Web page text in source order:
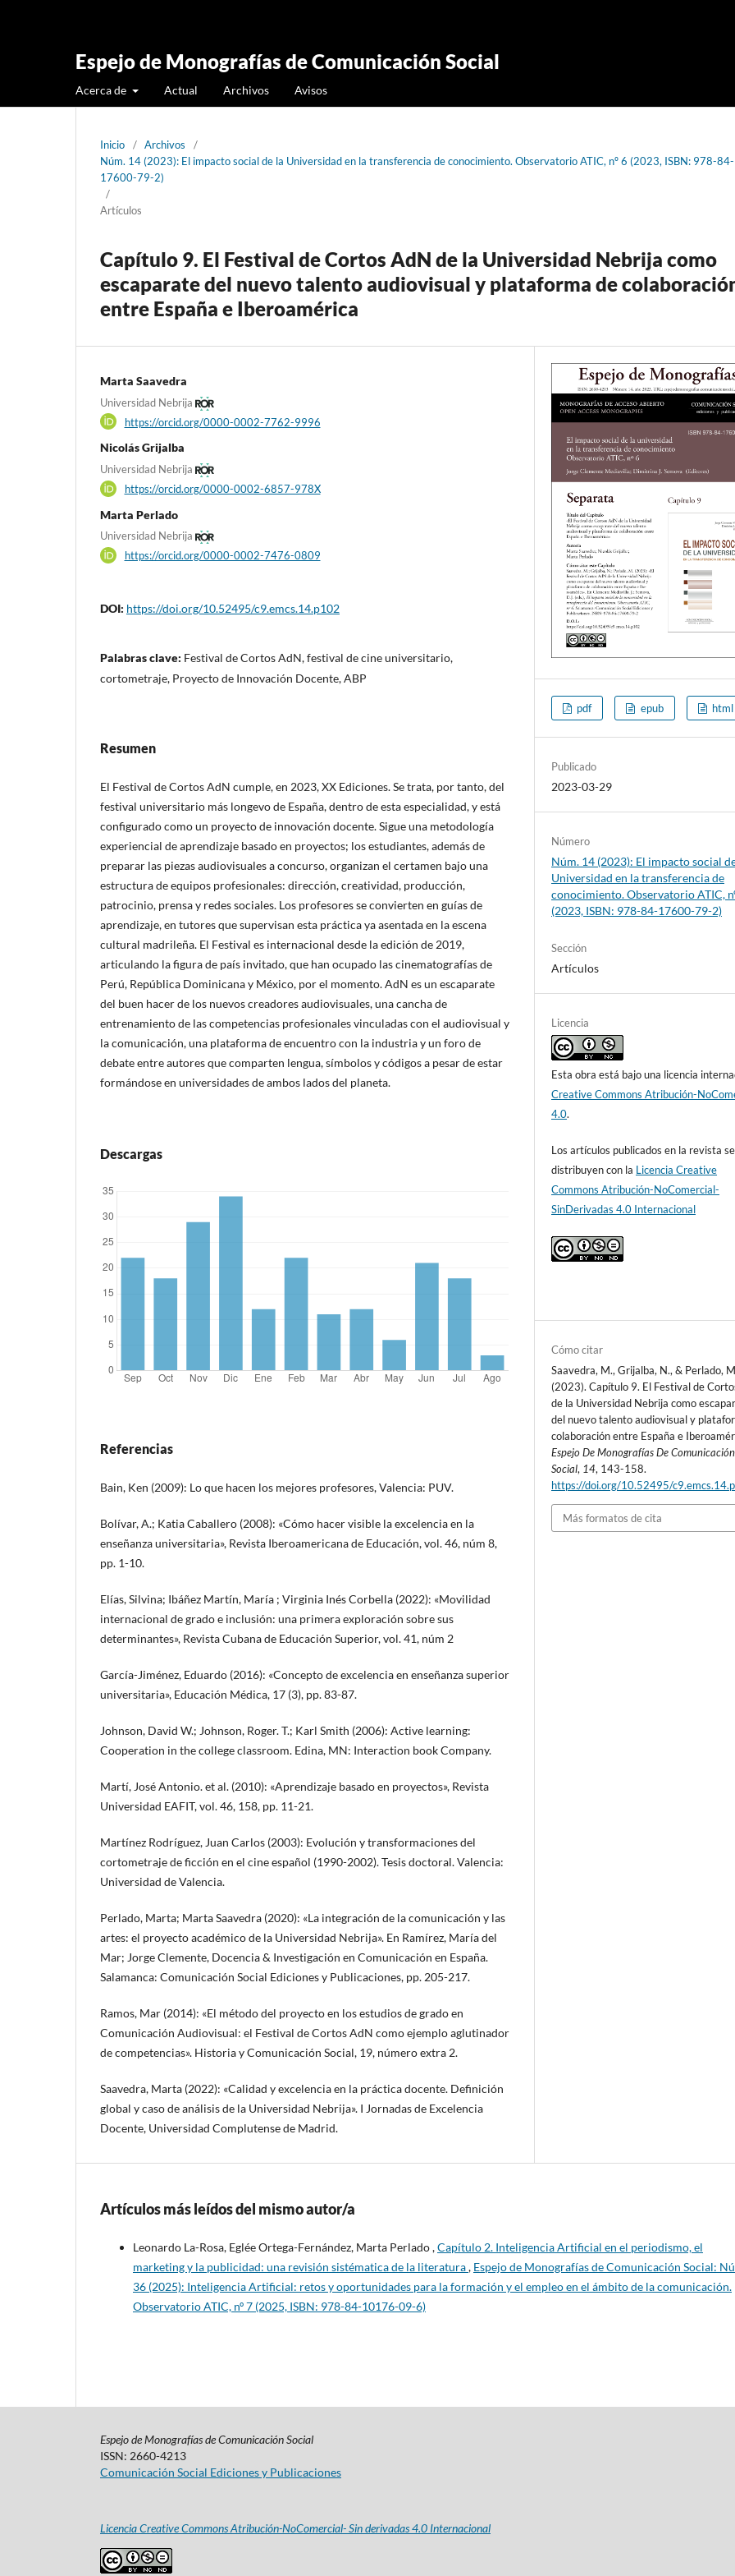
Espejo de Monografías de Comunicación Social
Acerca de Actual Archivos Avisos
Inicio / Archivos
/
Núm. 14 (2023): El impacto social de la Universidad en la transferencia de conocimiento. Observatorio ATIC, nº 6 (2023, ISBN: 978-84-
17600-79-2)
/
Artículos
Capítulo 9. El Festival de Cortos AdN de la Universidad Nebrija como
escaparate del nuevo talento audiovisual y plataforma de
entre España e Iberoamérica
Marta Saavedra
Universidad Nebrija
https://orcid.org/0000-0002-7762-9996
Nicolás Grijalba
Universidad Nebrija
https://orcid.org/0000-0002-6857-978X
Marta Perlado
Universidad Nebrija
https://orcid.org/0000-0002-7476-0809
DOI: https://doi.org/10.52495/c9.emcs.14.p102
Palabras clave: Festival de Cortos AdN, festival de cine universitario,
cortometraje, Proyecto de Innovación Docente, ABP
Resumen
El Festival de Cortos AdN cumple, en 2023, XX Ediciones. Se trata, por tanto, del
festival universitario más longevo de España, dentro de esta especialidad, y está
configurado como un proyecto de innovación docente. Sigue una metodología
experiencial de aprendizaje basado en proyectos; los estudiantes, además de
preparar las piezas audiovisuales a concurso, organizan el certamen bajo una
estructura de equipos profesionales: dirección, creatividad, producción,
patrocinio, prensa y redes sociales. Los profesores se convierten en guías de
aprendizaje, en tutores que supervisan esta práctica ya asentada en la escena
cultural madrileña. El Festival es internacional desde la edición de 2019,
articulando la figura de país invitado, que han ocupado las cinematografías de
Perú, República Dominicana y México, por el momento. AdN es un escaparate
del buen hacer de los nuevos creadores audiovisuales, una cancha de
entrenamiento de las competencias profesionales vinculadas con el audiovisual y
la comunicación, una plataforma de encuentro con la industria y un foro de
debate entre autores que comparten lengua, símbolos y códigos a pesar de estar
formándose en universidades de ambos lados del planeta.
Descargas
Referencias
Bain, Ken (2009): Lo que hacen los mejores profesores, Valencia: PUV.
Bolívar, A.; Katia Caballero (2008): «Cómo hacer visible la excelencia en la
enseñanza universitaria», Revista Iberoamericana de Educación, vol. 46, núm 8,
pp. 1-10.
Elías, Silvina; Ibáñez Martín, María ; Virginia Inés Corbella (2022): «Movilidad
internacional de grado e inclusión: una primera exploración sobre sus
determinantes», Revista Cubana de Educación Superior, vol. 41, núm 2
García-Jiménez, Eduardo (2016): «Concepto de excelencia en enseñanza superior
universitaria», Educación Médica, 17 (3), pp. 83-87.
Johnson, David W.; Johnson, Roger. T.; Karl Smith (2006): Active learning:
Cooperation in the college classroom. Edina, MN: Interaction book Company.
Martí, José Antonio. et al. (2010): «Aprendizaje basado en proyectos», Revista
Universidad EAFIT, vol. 46, 158, pp. 11-21.
Martínez Rodríguez, Juan Carlos (2003): Evolución y transformaciones del
cortometraje de ficción en el cine español (1990-2002). Tesis doctoral. Valencia:
Universidad de Valencia.
Perlado, Marta; Marta Saavedra (2020): «La integración de la comunicación y las
artes: el proyecto académico de la Universidad Nebrija». En Ramírez, María del
Mar; Jorge Clemente, Docencia & Investigación en Comunicación en España.
Salamanca: Comunicación Social Ediciones y Publicaciones, pp. 205-217.
Ramos, Mar (2014): «El método del proyecto en los estudios de grado en
Comunicación Audiovisual: el Festival de Cortos AdN como ejemplo aglutinador
de competencias». Historia y Comunicación Social, 19, número extra 2.
Saavedra, Marta (2022): «Calidad y excelencia en la práctica docente. Definición
global y caso de análisis de la Universidad Nebrija». I Jornadas de Excelencia
Docente, Universidad Complutense de Madrid.
pdf epub html
Publicado
2023-03-29
Número
Núm. 14 (2023): El impacto social
Universidad en la transferencia de
conocimiento. Observatorio ATIC,
(2023, ISBN: 978-84-17600-79-2)
Sección
Artículos
Licencia
Esta obra está bajo una licencia
Creative Commons Atribución-
4.0.
Los artículos publicados en la revista se
distribuyen con la Licencia Creative
Commons Atribución-NoComercial-
SinDerivadas 4.0 Internacional
Cómo citar
Saavedra, M., Grijalba, N., & Perlado,
(2023). Capítulo 9. El Festival de
de la Universidad Nebrija como
del nuevo talento audiovisual y
colaboración entre España e
Espejo De Monografías De Comunicación
Social, 14, 143-158.
https://doi.org/10.52495/
Más formatos de cita
Artículos más leídos del mismo autor/a
Leonardo La-Rosa, Eglée Ortega-Fernández, Marta Perlado ,Capítulo 2. Inteligencia Artificial en el periodismo, el
marketing y la publicidad: una revisión sistématica de la literatura, Espejo de Monografías de Comunicación Social:
36 (2025): Inteligencia Artificial: retos y oportunidades para la formación y el empleo en el ámbito de la comunicación.
Observatorio ATIC, nº 7 (2025, ISBN: 978-84-10176-09-6)
Espejo de Monografías de Comunicación Social
ISSN: 2660-4213
Comunicación Social Ediciones y Publicaciones
Licencia Creative Commons Atribución-NoComercial- Sin derivadas 4.0 Internacional